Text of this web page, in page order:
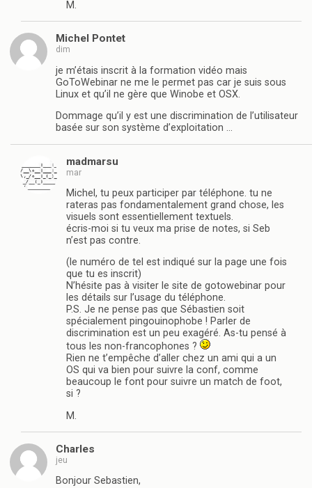
M.
Michel Pontet
dim
je m’étais inscrit à la formation vidéo mais
GoToWebinar ne me le permet pas car je suis sous
Linux et qu’il ne gère que Winobe et OSX.
Dommage qu’il y est une discrimination de l’utilisateur
basée sur son système d’exploitation …
madmarsu
mar
Michel, tu peux participer par téléphone. tu ne
rateras pas fondamentalement grand chose, les
visuels sont essentiellement textuels.
écris-moi si tu veux ma prise de notes, si Seb
n’est pas contre.
(le numéro de tel est indiqué sur la page une fois
que tu es inscrit)
N’hésite pas à visiter le site de gotowebinar pour
les détails sur l’usage du téléphone.
P.S. Je ne pense pas que Sébastien soit
spécialement pingouinophobe ! Parler de
discrimination est un peu exagéré. As-tu pensé à
tous les non-francophones ?
Rien ne t’empêche d’aller chez un ami qui a un
OS qui va bien pour suivre la conf, comme
beaucoup le font pour suivre un match de foot,
si ?
M.
Charles
jeu
Bonjour Sebastien,